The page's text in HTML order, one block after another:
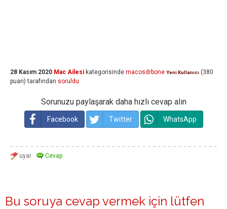
28 Kasım 2020 Mac Ailesi kategorisinde macosdrbone Yeni Kullanıcı (380
puan) tarafından soruldu
Sorunuzu paylaşarak daha hızlı cevap alın
Facebook Twitter WhatsApp
Bu soruya cevap vermek için lütfen